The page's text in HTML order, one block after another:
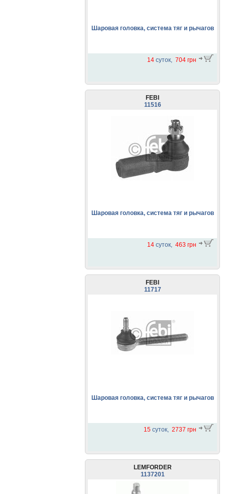
Шаровая головка, система тяг и рычагов
14 суток, 704 грн
FEBI
11516
Шаровая головка, система тяг и рычагов
14 суток, 463 грн
FEBI
11717
Шаровая головка, система тяг и рычагов
15 суток, 2737 грн
LEMFORDER
1137201